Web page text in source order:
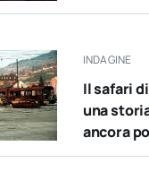
INDAGINE
Il safari
una
ancora